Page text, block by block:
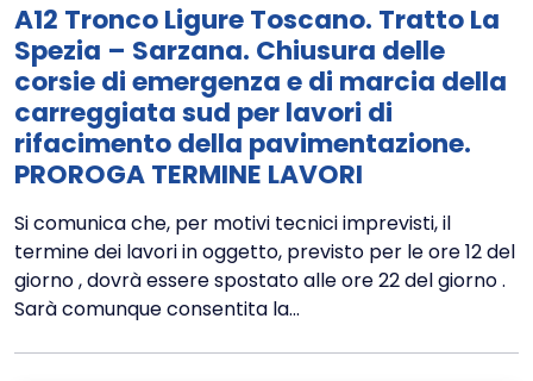
A12 Tronco Ligure Toscano. Tratto La
Spezia – Sarzana. Chiusura delle
corsie di emergenza e di marcia della
carreggiata sud per lavori di
rifacimento della pavimentazione.
PROROGA TERMINE LAVORI
Si comunica che, per motivi tecnici imprevisti, il
termine dei lavori in oggetto, previsto per le ore 12 del
giorno , dovrà essere spostato alle ore 22 del giorno .
Sarà comunque consentita la...